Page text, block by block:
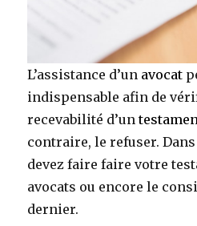
L’assistance d’un avocat
indispensable afin de
recevabilité d’un
contraire, le refuser.
devez faire faire votre
avocats ou encore le
dernier.